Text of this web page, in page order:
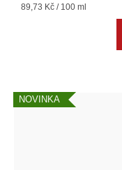
Měrná
89,73 Kč / 100 ml
NOVINKA